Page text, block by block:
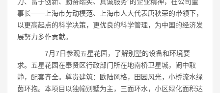
事长――上海市劳动模范、上海市人大代表唐秋荣的带领下，
以更高起点的科学决策，更优良的科学管理，为中国的经济发
展努力多作贡献。
7月7日参观五星花园，了解别墅的设备和环境要
求。五星花园在奉贤区行政部门所在地南桥卫星城，闹中取
静，配套齐全。尊贵建筑：欧陆风格，田园风光，小桥流水绿
茵环抱。本项目以独幢别墅为主，三面环水，小区绿化面积达